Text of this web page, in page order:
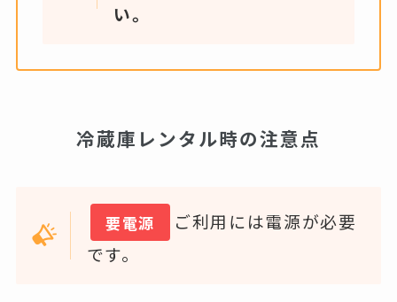
い。
冷蔵庫レンタル時の注意点
要電源
ご利用には電源が必要
です。